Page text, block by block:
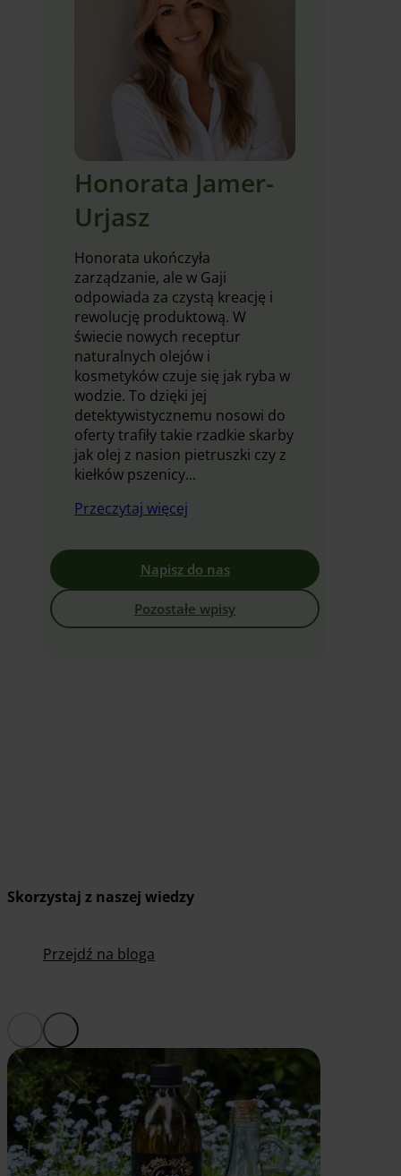
Honorata Jamer-
Urjasz
Honorata ukończyła
zarządzanie, ale w Gaji
odpowiada za czystą kreację i
rewolucję produktową. W
świecie nowych receptur
naturalnych olejów i
kosmetyków czuje się jak ryba w
wodzie. To dzięki jej
detektywistycznemu nosowi do
oferty trafiły takie rzadkie skarby
jak olej z nasion pietruszki czy z
kiełków pszenicy...
Przeczytaj więcej
Napisz do nas
Pozostałe wpisy
Skorzystaj z naszej wiedzy
Przejdź na bloga